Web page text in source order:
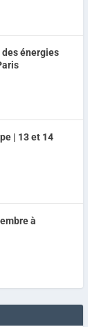
énergies
| 13 et 14
à